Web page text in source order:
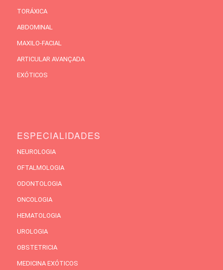
TORÁXICA
ABDOMINAL
MAXILO-FACIAL
ARTICULAR AVANÇADA
EXÓTICOS
ESPECIALIDADES
NEUROLOGIA
OFTALMOLOGIA
ODONTOLOGIA
ONCOLOGIA
HEMATOLOGIA
UROLOGIA
OBSTETRICIA
MEDICINA EXÓTICOS